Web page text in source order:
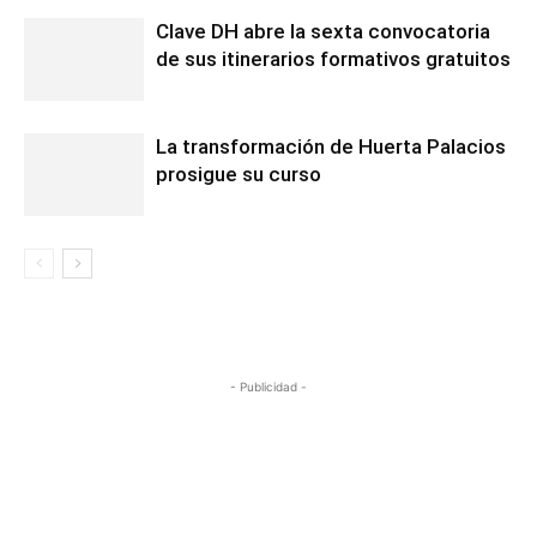
Clave DH abre la sexta convocatoria
de sus itinerarios formativos gratuitos
La transformación de Huerta Palacios
prosigue su curso
- Publicidad -